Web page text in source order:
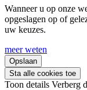
Wanneer u op onze
opgeslagen op of
uw keuzes.
meer weten
Opslaan
Sta alle cookies toe
Toon details Verberg